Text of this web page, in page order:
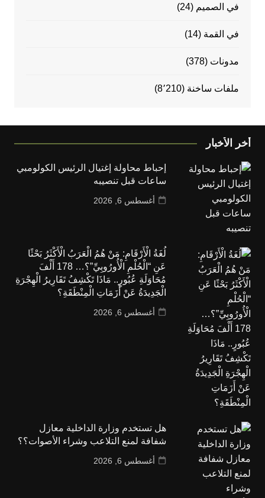
في الصميم (24)
في القمة (14)
مدونات (378)
ملفات ساخنة (8٬210)
أخر الأخبار
إحباط محاولة إغتيال الرئيس الكولومبي
ساعات قبل تنصيبه
أغسطس 6, 2026
لُغَةُ الْأَرْقَامِ: مَنْ هُمُ الْعَرَبُ الْأَكْثَرُ بَحْثًا
عَنِ “الْحُلْمِ الْأُورُوبِيِّ”؟… 178 أَلْفَ
مُحَاوَلَةِ عُبُورٍ.. مَاذَا تَكْشِفُ تَقَارِيرُ الْهِجْرَةِ
الْجَدِيدَةُ عَنْ أَزَمَاتِ الْمِنْطَقَةِ؟
أغسطس 6, 2026
هل تستخدم وزارة الداخلية معازل
شفافة لمنع التلاعب وشراء الأصوات؟؟
أغسطس 6, 2026